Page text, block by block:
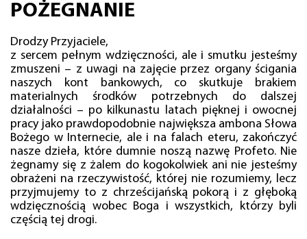
POŻEGNANIE
Drodzy Przyjaciele,
z sercem pełnym wdzięczności, ale i smutku jesteśmy
zmuszeni – z uwagi na zajęcie przez organy ścigania
naszych kont bankowych, co skutkuje brakiem
materialnych środków potrzebnych do dalszej
działalności – po kilkunastu latach pięknej i owocnej
pracy jako prawdopodobnie największa ambona Słowa
Bożego w Internecie, ale i na falach eteru, zakończyć
nasze dzieła, które dumnie noszą nazwę Profeto. Nie
żegnamy się z żalem do kogokolwiek ani nie jesteśmy
obrażeni na rzeczywistość, której nie rozumiemy, lecz
przyjmujemy to z chrześcijańską pokorą i z głęboką
wdzięcznością wobec Boga i wszystkich, którzy byli
częścią tej drogi.